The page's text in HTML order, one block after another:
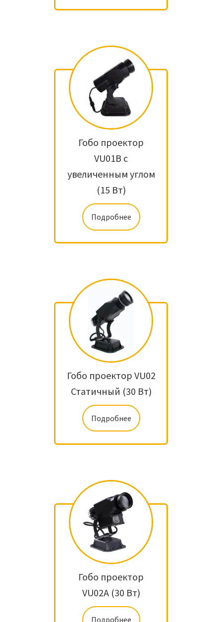
Гобо проектор
VU01B с
увеличенным углом
(15 Вт)
Подробнее
Гобо проектор VU02
Статичный (30 Вт)
Подробнее
Гобо проектор
VU02A (30 Вт)
Подробнее